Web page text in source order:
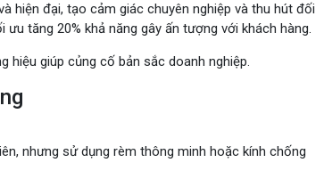
hiện đại, tạo cảm giác chuyên nghiệp và thu hút đối
tăng 20% khả năng gây ấn tượng với khách hàng.
giúp củng cố bản sắc doanh nghiệp.
nhưng sử dụng rèm thông minh hoặc kính chống